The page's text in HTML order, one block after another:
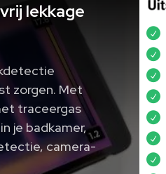
lekkage
zorgen.​ Met
traceergas
je badkamer,
camera-